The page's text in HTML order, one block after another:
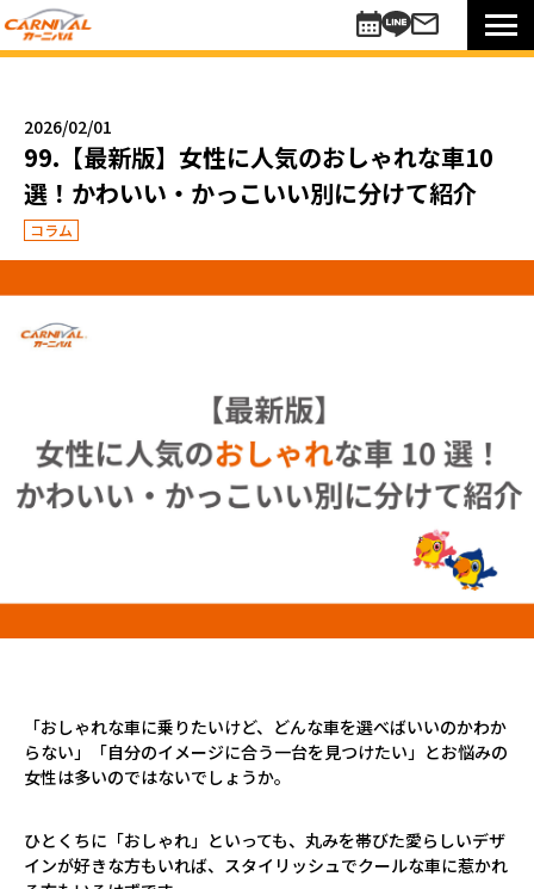
未使用車
中古車
買い方のご提案
コミットワンシステム
リターンカー
メンテナンスパック
自動車保険
お知らせキャンペーン情報
ホーム
軽ワゴン春日部店
春日部サービスセンター
上尾店
会社案内
2026/02/01
99.【最新版】女性に人気のおしゃれな車10
選！かわいい・かっこいい別に分けて紹介
コラム
「おしゃれな車に乗りたいけど、どんな車を選べばいいのかわか
らない」「自分のイメージに合う一台を見つけたい」とお悩みの
女性は多いのではないでしょうか。
ひとくちに「おしゃれ」といっても、丸みを帯びた愛らしいデザ
インが好きな方もいれば、スタイリッシュでクールな車に惹かれ